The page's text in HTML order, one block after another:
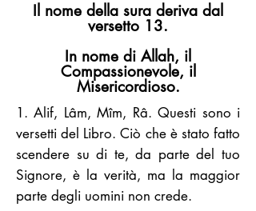
Il nome della sura deriva dal
versetto 13.
In nome di Allah, il
Compassionevole, il
Misericordioso.
1. Alif, Lâm, Mîm, Râ. Questi sono i
versetti del Libro. Ciò che è stato fatto
scendere su di te, da parte del tuo
Signore, è la verità, ma la maggior
parte degli uomini non crede.